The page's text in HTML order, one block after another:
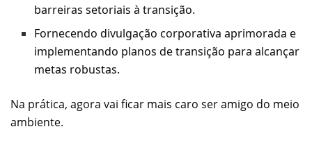
barreiras setoriais à transição.
Fornecendo divulgação corporativa aprimorada e
implementando planos de transição para alcançar
metas robustas.
Na prática, agora vai ficar mais caro ser amigo do meio
ambiente.